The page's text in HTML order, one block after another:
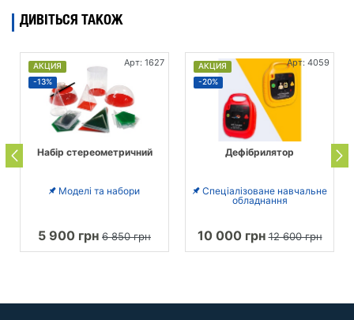
ДИВІТЬСЯ ТАКОЖ
АКЦИЯ
-13%
Арт: 1627
Набір стереометричний
Моделі та набори
5 900 грн 6 850 грн
АКЦИЯ
-20%
Арт: 4059
Дефібрилятор
Спеціалізоване навчальне
обладнання
10 000 грн12 600 грн